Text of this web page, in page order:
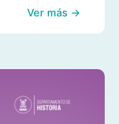
Ver más →